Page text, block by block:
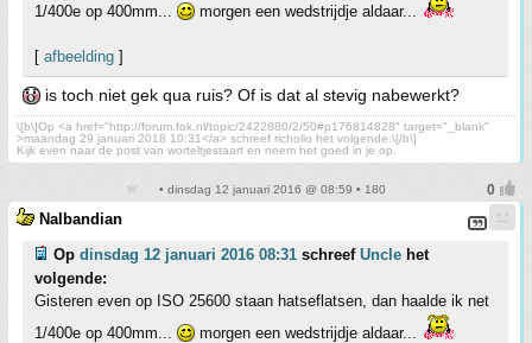
1/400e op 400mm...
morgen een wedstrijdje aldaar...
[ afbeelding ]
is toch niet gek qua ruis? Of is dat al stevig nabewerkt?
\[b\]Op <a href="http://forum.fok.nl/topic/2422880/2/50#p176814828" target="_blank"
>maandag 29 januari 2018 10:31</a> schreef richolio het volgende:\[/b\]
Kijk even naar de post van worteltjestaart en neem het goed in je op.
• dinsdag 12 januari 2016 @ 08:59 • 180
Nalbandian
Op dinsdag 12 januari 2016 08:31 schreef Uncle het
volgende:
Gisteren even op ISO 25600 staan hatseflatsen, dan haalde ik net
1/400e op 400mm...
morgen een wedstrijdje aldaar...